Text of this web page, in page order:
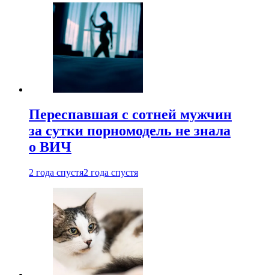
Переспавшая с сотней мужчин
за сутки порномодель не знала
о ВИЧ
2 года спустя2 года спустя